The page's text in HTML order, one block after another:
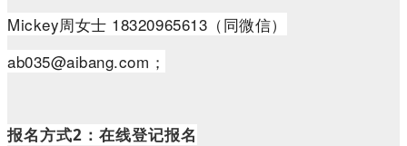
Mickey周女士 18320965613（同微信）
ab035@aibang.com；
报名方式2：在线登记报名